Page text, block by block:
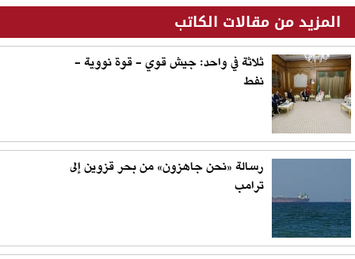
المزيد من مقالات الكاتب
ثلاثة في واحد: جيش قوي - قوة نووية -
نفط
رسالة «نحن جاهزون» من بحر قزوين إلى
ترامب